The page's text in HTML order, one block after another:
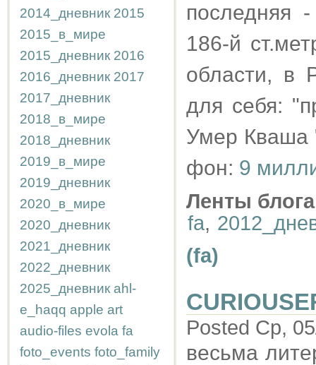
2014_дневник 2015
2015_в_мире
2015_дневник 2016
2016_дневник 2017
2017_дневник
2018_в_мире
2018_дневник
2019_в_мире
2019_дневник
2020_в_мире
2020_дневник
2021_дневник
2022_дневник
2025_дневник ahl-
e_haqq apple art
audio-files evola fa
foto_events foto_family
последняя
186-й
области, в
для себя:
Умер Кваша
фон: 9
Ленты
fa,
(fa)
Posted Ср,
весьма